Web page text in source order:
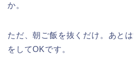
か。
ただ、朝ご飯を抜くだけ。あと
をしてOKです。